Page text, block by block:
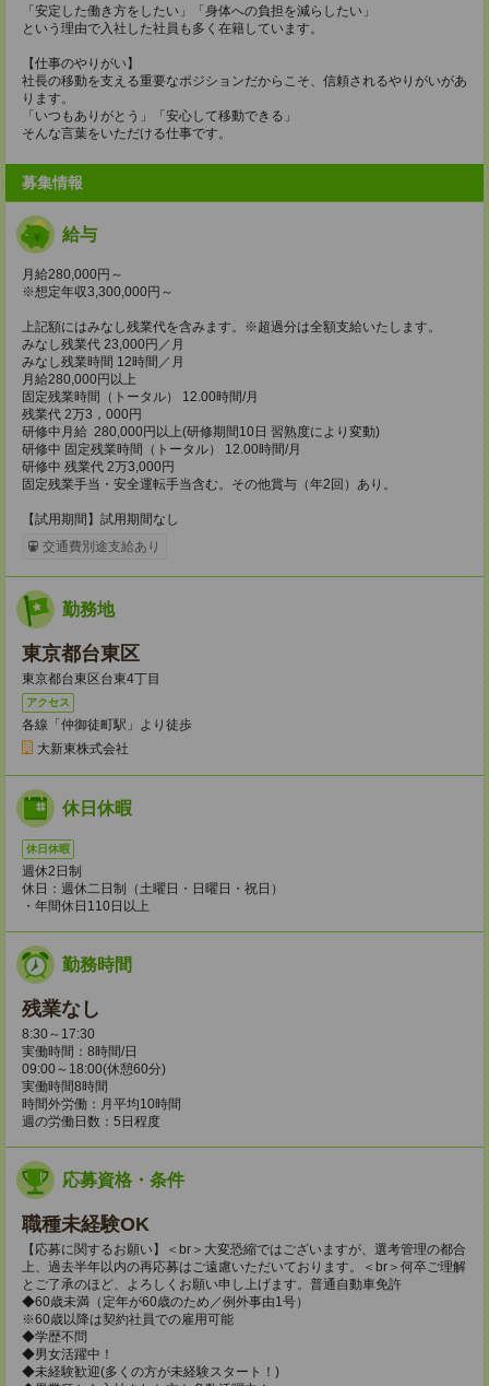
「安定した働き方をしたい」「身体への負担を減らしたい」
という理由で入社した社員も多く在籍しています。
【仕事のやりがい】
社長の移動を支える重要なポジションだからこそ、信頼されるやりがいがあ
ります。
「いつもありがとう」「安心して移動できる」
そんな言葉をいただける仕事です。
募集情報
給与
月給280,000円～
※想定年収3,300,000円～
上記額にはみなし残業代を含みます。※超過分は全額支給いたします。
みなし残業代 23,000円／月
みなし残業時間 12時間／月
月給280,000円以上
固定残業時間（トータル） 12.00時間/月
残業代 2万3，000円
研修中月給 280,000円以上(研修期間10日 習熟度により変動)
研修中 固定残業時間（トータル） 12.00時間/月
研修中 残業代 2万3,000円
固定残業手当・安全運転手当含む。その他賞与（年2回）あり。
【試用期間】試用期間なし
交通費別途支給あり
勤務地
東京都台東区
東京都台東区台東4丁目
アクセス
各線「仲御徒町駅」より徒歩
大新東株式会社
休日休暇
休日休暇
週休2日制
休日：週休二日制（土曜日・日曜日・祝日）
・年間休日110日以上
勤務時間
残業なし
8:30～17:30
実働時間：8時間/日
09:00～18:00(休憩60分)
実働時間8時間
時間外労働：月平均10時間
週の労働日数：5日程度
応募資格・条件
職種未経験OK
【応募に関するお願い】＜br＞大変恐縮ではございますが、選考管理の都合
上、過去半年以内の再応募はご遠慮いただいております。＜br＞何卒ご理解
とご了承のほど、よろしくお願い申し上げます。普通自動車免許
◆60歳未満（定年が60歳のため／例外事由1号）
※60歳以降は契約社員での雇用可能
◆学歴不問
◆男女活躍中！
◆未経験歓迎(多くの方が未経験スタート！)